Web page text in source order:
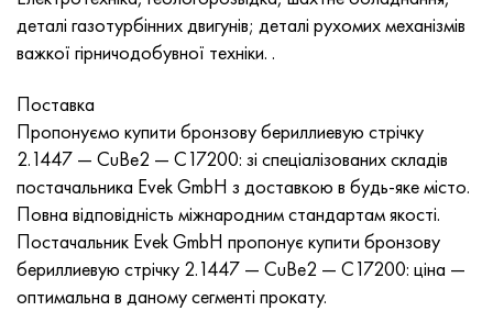
деталі газотурбінних двигунів; деталі рухомих механізмів
важкої гірничодобувної техніки. .
Поставка
Пропонуємо купити бронзову бериллиевую стрічку
2.1447 — CuBe2 — C17200: зі спеціалізованих складів
постачальника Evek GmbH з доставкою в будь-яке місто.
Повна відповідність міжнародним стандартам якості.
Постачальник Evek GmbH пропонує купити бронзову
бериллиевую стрічку 2.1447 — CuBe2 — C17200: ціна —
оптимальна в даному сегменті прокату.
Нимоник 90
Нимоник 263
Haynes 25
Haynes 230
Хастеллой b2
Труба прецизійна
Лист, круг, дріт Н70МФВ
AM-350 - ams 5548
AM-355 - ams 5547
Сustom 450® - uns S45000
Greek Ascoloy 418
Труба корозійно-стійка
45Х14Н14В2М
50Х14МФ
65Х13
95Х18
ас35г2, 36smnpb14, 1.0765
38х2н2ма, 34CrNiMo6, 40NiCrMo7
40хн2ма, 34CrNiMo4, 36hnm
38ХА, 37Cr4, aisi 5135
38ХН3МФА, 35nicrmov12-5